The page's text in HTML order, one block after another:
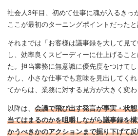
社会人3年目、初めて仕事に魂が入るきっ
ここが最初のターニングポイントだったと
それまでは「お客様は議事録を大して見
し、効率良くスピーディーに仕上げるこ
た。担当業務に無意識に優先度をつけて
かし、小さな仕事でも意味を見出してく
てからは、業務に対する見方が大きく変わ
以降は、 会議で飛び出す発言が事実・状
当てはまるのかを咀嚼しながら議事録を
かうべきかのアクションまで掘り下げて